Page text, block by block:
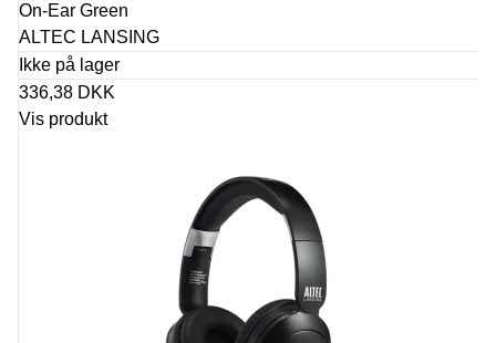
On-Ear Green
ALTEC LANSING
Ikke på lager
336,38 DKK
Vis produkt